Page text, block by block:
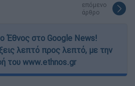
επόμενο
άρθρο
Έθνος στο Google News!
λεπτό προς λεπτό, με την
του www.ethnos.gr